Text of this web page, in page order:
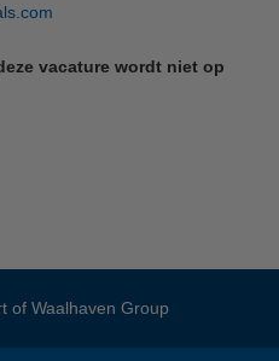
vacature wordt niet op
of Waalhaven Group